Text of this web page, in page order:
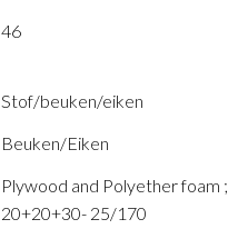
46
Stof/beuken/eiken
Beuken/Eiken
Plywood and Polyether foam ;
20+20+30- 25/170